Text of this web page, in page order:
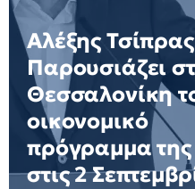
Αλέξης
Παρουσιάζει
Θεσσαλονίκη
οικονομικό
πρόγραμμα
στις 2